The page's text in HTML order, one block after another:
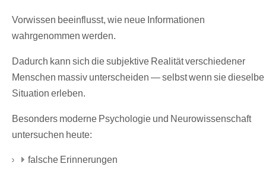
Vorwissen beeinflusst, wie neue Informationen
wahrgenommen werden.
Dadurch kann sich die subjektive Realität verschiedener
Menschen massiv unterscheiden — selbst wenn sie dieselbe
Situation erleben.
Besonders moderne Psychologie und Neurowissenschaft
untersuchen heute:
falsche Erinnerungen